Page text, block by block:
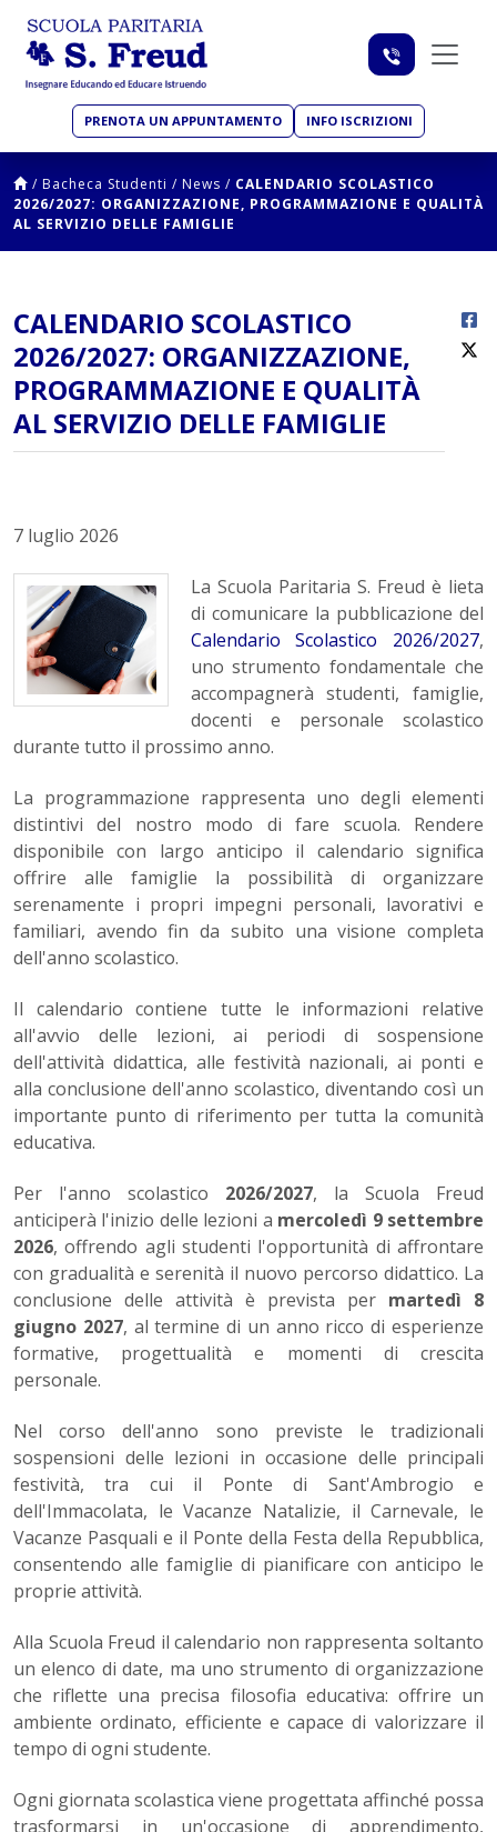
PRENOTA UN APPUNTAMENTO INFO ISCRIZIONI
/ Bacheca Studenti / News / CALENDARIO SCOLASTICO
2026/2027: ORGANIZZAZIONE, PROGRAMMAZIONE E QUALITÀ
AL SERVIZIO DELLE FAMIGLIE
CALENDARIO SCOLASTICO
2026/2027: ORGANIZZAZIONE,
PROGRAMMAZIONE E QUALITÀ
AL SERVIZIO DELLE FAMIGLIE
7 luglio 2026
La Scuola Paritaria S. Freud è lieta
di comunicare la pubblicazione del
Calendario Scolastico 2026/2027,
uno strumento fondamentale che
accompagnerà studenti, famiglie,
docenti e personale scolastico
durante tutto il prossimo anno.
La programmazione rappresenta uno degli elementi
distintivi del nostro modo di fare scuola. Rendere
disponibile con largo anticipo il calendario significa
offrire alle famiglie la possibilità di organizzare
serenamente i propri impegni personali, lavorativi e
familiari, avendo fin da subito una visione completa
dell'anno scolastico.
Il calendario contiene tutte le informazioni relative
all'avvio delle lezioni, ai periodi di sospensione
dell'attività didattica, alle festività nazionali, ai ponti e
alla conclusione dell'anno scolastico, diventando così un
importante punto di riferimento per tutta la comunità
educativa.
Per l'anno scolastico 2026/2027, la Scuola Freud
anticiperà l'inizio delle lezioni a mercoledì 9 settembre
2026, offrendo agli studenti l'opportunità di affrontare
con gradualità e serenità il nuovo percorso didattico. La
conclusione delle attività è prevista per martedì 8
giugno 2027, al termine di un anno ricco di esperienze
formative, progettualità e momenti di crescita
personale.
Nel corso dell'anno sono previste le tradizionali
sospensioni delle lezioni in occasione delle principali
festività, tra cui il Ponte di Sant'Ambrogio e
dell'Immacolata, le Vacanze Natalizie, il Carnevale, le
Vacanze Pasquali e il Ponte della Festa della Repubblica,
consentendo alle famiglie di pianificare con anticipo le
proprie attività.
Alla Scuola Freud il calendario non rappresenta soltanto
un elenco di date, ma uno strumento di organizzazione
che riflette una precisa filosofia educativa: offrire un
ambiente ordinato, efficiente e capace di valorizzare il
tempo di ogni studente.
Ogni giornata scolastica viene progettata affinché possa
trasformarsi in un'occasione di apprendimento,